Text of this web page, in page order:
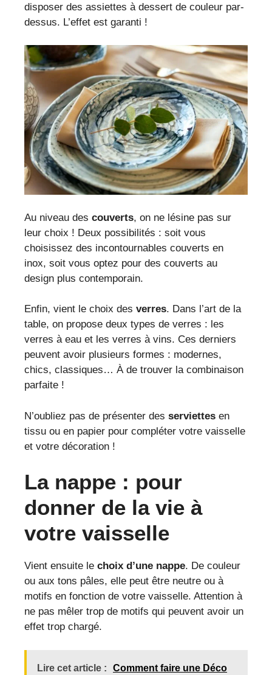
disposer des assiettes à dessert de couleur par-
dessus. L’effet est garanti !
Au niveau des couverts, on ne lésine pas sur
leur choix ! Deux possibilités : soit vous
choisissez des incontournables couverts en
inox, soit vous optez pour des couverts au
design plus contemporain.
Enfin, vient le choix des verres. Dans l’art de la
table, on propose deux types de verres : les
verres à eau et les verres à vins. Ces derniers
peuvent avoir plusieurs formes : modernes,
chics, classiques… À de trouver la combinaison
parfaite !
N’oubliez pas de présenter des serviettes en
tissu ou en papier pour compléter votre vaisselle
et votre décoration !
La nappe : pour
donner de la vie à
votre vaisselle
Vient ensuite le choix d’une nappe. De couleur
ou aux tons pâles, elle peut être neutre ou à
motifs en fonction de votre vaisselle. Attention à
ne pas mêler trop de motifs qui peuvent avoir un
effet trop chargé.
Lire cet article : Comment faire une Déco